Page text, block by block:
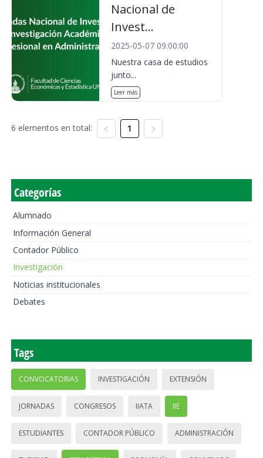
Nacional de
Invest...
2025-05-07 09:00:00
Nuestra casa de estudios
junto...
Leer más
6 elementos en total: 1
Categorías
Alumnado
Información General
Contador Público
Investigación
Noticias institucionales
Debates
Tags
CONVOCATORIAS INVESTIGACIÓN EXTENSIÓN
JORNADAS CONGRESOS IIATA IIE
ESTUDIANTES CONTADOR PÚBLICO ADMINISTRACIÓN